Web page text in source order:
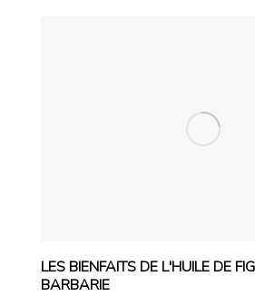
LES BIENFAITS DE L'HUILE DE
BARBARIE